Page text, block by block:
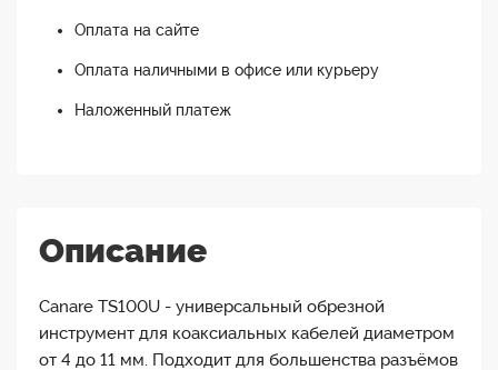
Оплата на сайте
Оплата наличными в офисе или курьеру
Наложенный платеж
Описание
Canare TS100U - универсальный обрезной
инструмент для коаксиальных кабелей диаметром
от 4 до 11 мм. Подходит для большенства разъёмов